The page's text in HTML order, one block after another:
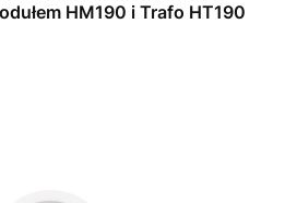
HM190 i Trafo HT190